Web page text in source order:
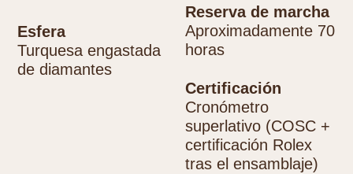
Esfera
Turquesa engastada
de diamantes
Reserva de marcha
Aproximadamente 70
horas
Certificación
Cronómetro
superlativo (COSC +
certificación Rolex
tras el ensamblaje)